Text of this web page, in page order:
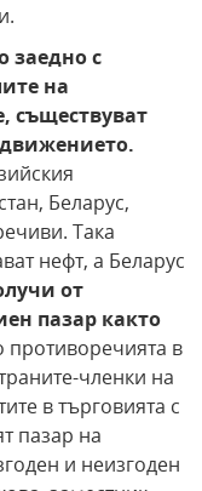
заедно с
на
, съществуват
Беларус,
Така
нефт, а Беларус
от
пазар както
противоречията в
членки на
в търговията с
пазар на
и неизгоден